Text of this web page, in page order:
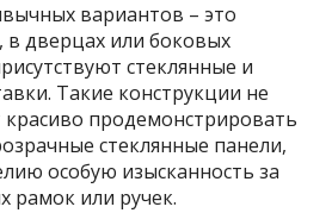
вариантов – это
дверцах или боковых
стеклянные и
Такие конструкции не
продемонстрировать
стеклянные панели,
особую изысканность за
рамок или ручек.